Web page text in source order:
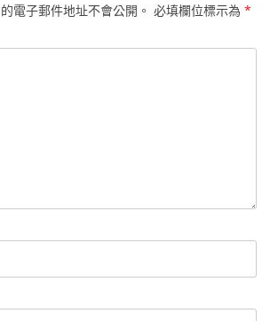
電子郵件地址不會公開。 必填欄位標示為 *